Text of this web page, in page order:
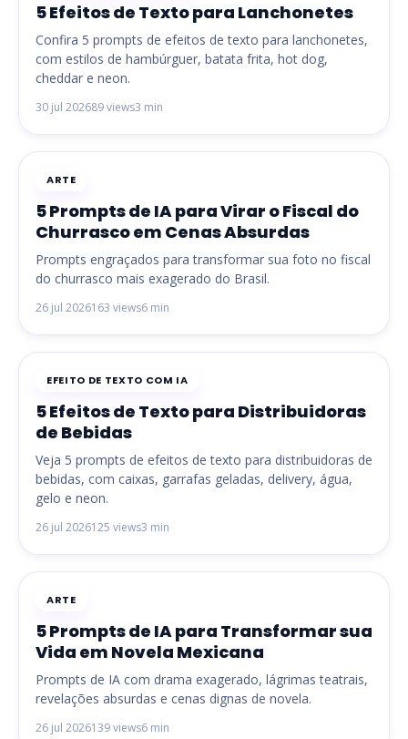
5 Efeitos de Texto para Lanchonetes
Confira 5 prompts de efeitos de texto para lanchonetes,
com estilos de hambúrguer, batata frita, hot dog,
cheddar e neon.
30 jul 202689 views3 min
ARTE
5 Prompts de IA para Virar o Fiscal do
Churrasco em Cenas Absurdas
Prompts engraçados para transformar sua foto no fiscal
do churrasco mais exagerado do Brasil.
26 jul 2026163 views6 min
EFEITO DE TEXTO COM IA
5 Efeitos de Texto para Distribuidoras
de Bebidas
Veja 5 prompts de efeitos de texto para distribuidoras de
bebidas, com caixas, garrafas geladas, delivery, água,
gelo e neon.
26 jul 2026125 views3 min
ARTE
5 Prompts de IA para Transformar sua
Vida em Novela Mexicana
Prompts de IA com drama exagerado, lágrimas teatrais,
revelações absurdas e cenas dignas de novela.
26 jul 2026139 views6 min